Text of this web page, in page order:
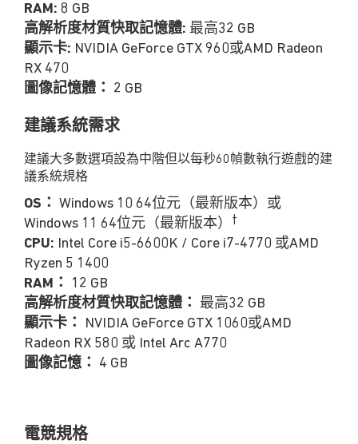
RAM: 8 GB
高解析度材質快取記憶體: 最高32 GB
顯示卡: NVIDIA GeForce GTX 960或AMD Radeon
RX 470
圖像記憶體：
2 GB
建議系統需求
建議大多數選項設為中階但以每秒60幀數執行遊戲的建
議系統規格
OS： Windows 10 64位元（最新版本）或
Windows 11 64位元（最新版本）
†
CPU: Intel Core i5-6600K / Core i7-4770 或AMD
Ryzen 5 1400
RAM：
12 GB
高解析度材質快取記憶體： 最高32 GB
顯示卡：
NVIDIA GeForce GTX 1060或AMD
Radeon RX 580 或 Intel Arc A770
圖像記憶：
4 GB
電競規格